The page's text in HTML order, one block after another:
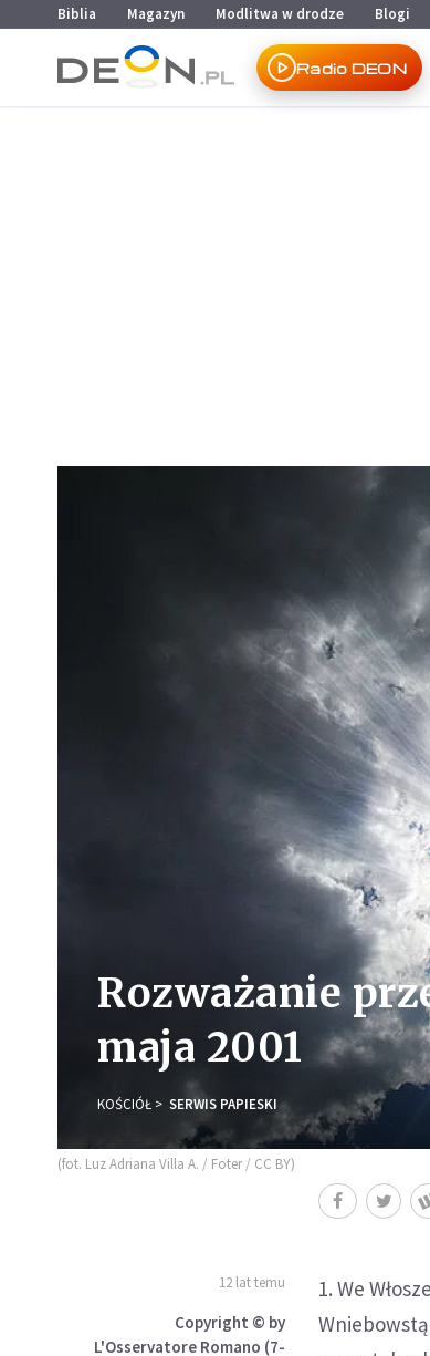
Przejdź do menu głównego
Przejdź do treści
Biblia Magazyn Modlitwa w drodze Blogi
Radio DEON
Rozważanie
maja 2001
KOŚCIÓŁ SERWIS PAPIESKI
(fot. Luz Adriana Villa A. / Foter / CC BY)
12 lat temu
Copyright © by
L'Osservatore Romano (7-
1. We